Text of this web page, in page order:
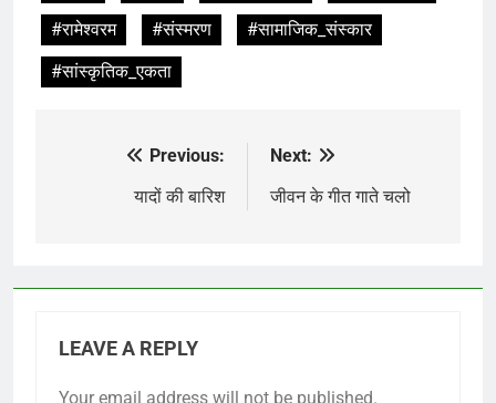
#रामेश्वरम
#संस्मरण
#सामाजिक_संस्कार
#सांस्कृतिक_एकता
navigation
Previous:
यादों की बारिश
Next:
जीवन के गीत गाते चलो
LEAVE A REPLY
Your email address will not be published.